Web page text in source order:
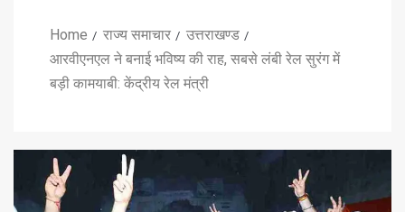
Home राज्य समाचार
उत्तराखण्ड
आरवीएनएल ने बनाई भविष्य की राह, सबसे लंबी रेल सुरंग में
बड़ी कामयाबी: केंद्रीय रेल मंत्री